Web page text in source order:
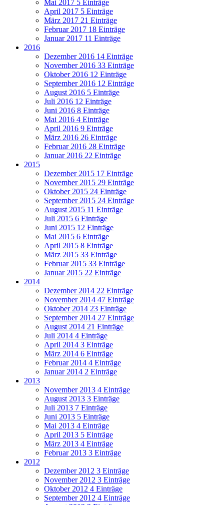
Mai 2017 5 Einträge
April 2017 5 Einträge
März 2017 21 Einträge
Februar 2017 18 Einträge
Januar 2017 11 Einträge
2016
Dezember 2016 14 Einträge
November 2016 33 Einträge
Oktober 2016 12 Einträge
September 2016 12 Einträge
August 2016 5 Einträge
Juli 2016 12 Einträge
Juni 2016 8 Einträge
Mai 2016 4 Einträge
April 2016 9 Einträge
März 2016 26 Einträge
Februar 2016 28 Einträge
Januar 2016 22 Einträge
2015
Dezember 2015 17 Einträge
November 2015 29 Einträge
Oktober 2015 24 Einträge
September 2015 24 Einträge
August 2015 11 Einträge
Juli 2015 6 Einträge
Juni 2015 12 Einträge
Mai 2015 6 Einträge
April 2015 8 Einträge
März 2015 33 Einträge
Februar 2015 33 Einträge
Januar 2015 22 Einträge
2014
Dezember 2014 22 Einträge
November 2014 47 Einträge
Oktober 2014 23 Einträge
September 2014 27 Einträge
August 2014 21 Einträge
Juli 2014 4 Einträge
April 2014 3 Einträge
März 2014 6 Einträge
Februar 2014 4 Einträge
Januar 2014 2 Einträge
2013
November 2013 4 Einträge
August 2013 3 Einträge
Juli 2013 7 Einträge
Juni 2013 5 Einträge
Mai 2013 4 Einträge
April 2013 5 Einträge
März 2013 4 Einträge
Februar 2013 3 Einträge
2012
Dezember 2012 3 Einträge
November 2012 3 Einträge
Oktober 2012 4 Einträge
September 2012 4 Einträge